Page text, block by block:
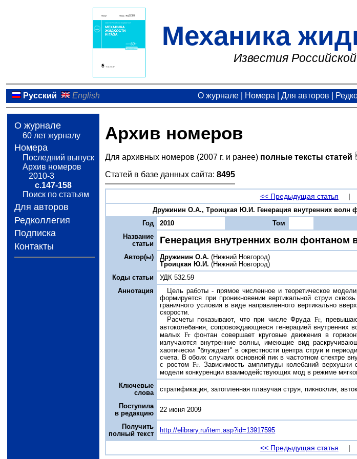
Механика
Известия
Русский English О журнале Номера Для авторов
О журнале
60 лет журналу
Номера
Последний выпуск
Архив номеров
2010-3
с.147-158
Поиск по статьям
Для авторов
Редколлегия
Подписка
Контакты
Архив номеров
Для архивных номеров (2007 г. и ранее) полные тексты статей
Статей в базе данных сайта: 8495
<< Предыдущая статья |
Дружинин О.А., Троицкая Ю.И. Генерация внутренних волн
Год
2010 Том
Название
статьи
Генерация внутренних волн фонтаном
Автор(ы) Дружинин О.А. (Нижний Новгород)
Троицкая Ю.И. (Нижний Новгород)
Коды статьи
УДК 532.59
Аннотация
Цель работы - прямое численное и теоретическое
формируется при проникновении вертикальной струи
граничного условия в виде направленного вертикально
скорости.
Расчеты показывают, что при числе Фруда Fr,
автоколебания, сопровождающиеся генерацией внутренних
малыхFrфонтан совершает круговые движения в
излучаются внутренние волны, имеющие вид
хаотически "блуждает" в окрестности центра струи и
счета. В обоих случаях основной пик в частотном спектре
с ростомFr. Зависимость амплитуды колебаний
модели конкуренции взаимодействующих мод в режиме
Ключевые
слова
стратификация, затопленная плавучая струя, пикноклин,
Поступила
в редакцию
22 июня 2009
Получить
полный текст
http://elibrary.ru/item.asp?id=13917595
<< Предыдущая статья |